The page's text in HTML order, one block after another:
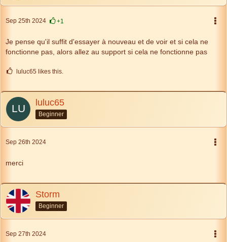
Sep 25th 2024 +1
Je pense qu'il suffit d'essayer à nouveau et de voir et si cela ne
fonctionne pas, alors allez au support si cela ne fonctionne pas
luluc65 likes this.
luluc65
Beginner
Sep 26th 2024
merci
Storm
Beginner
Sep 27th 2024